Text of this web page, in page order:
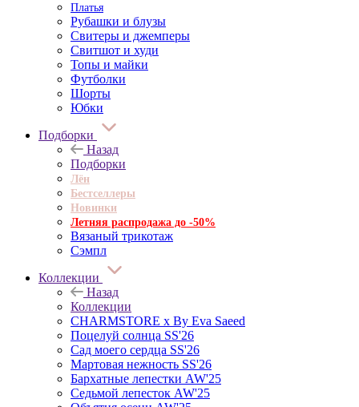
Платья
Рубашки и блузы
Свитеры и джемперы
Свитшот и худи
Топы и майки
Футболки
Шорты
Юбки
Подборки
Назад
Подборки
Лён
Бестселлеры
Новинки
Летняя распродажа до -50%
Вязаный трикотаж
Сэмпл
Коллекции
Назад
Коллекции
CHARMSTORE х By Eva Saeed
Поцелуй солнца SS'26
Сад моего сердца SS'26
Мартовая нежность SS'26
Бархатные лепестки AW'25
Седьмой лепесток AW'25